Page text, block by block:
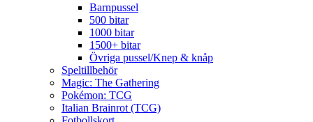
Barnpussel
500 bitar
1000 bitar
1500+ bitar
Övriga pussel/Knep & knåp
Speltillbehör
Magic: The Gathering
Pokémon: TCG
Italian Brainrot (TCG)